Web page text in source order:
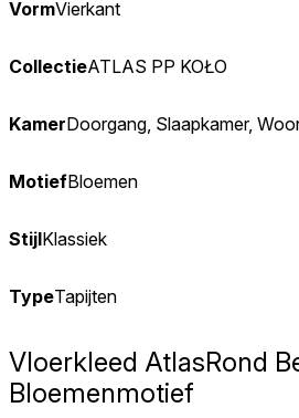
VormVierkant
CollectieATLAS PP KOŁO
KamerDoorgang, Slaapkamer,
MotiefBloemen
StijlKlassiek
TypeTapijten
Vloerkleed AtlasRond
Bloemenmotief